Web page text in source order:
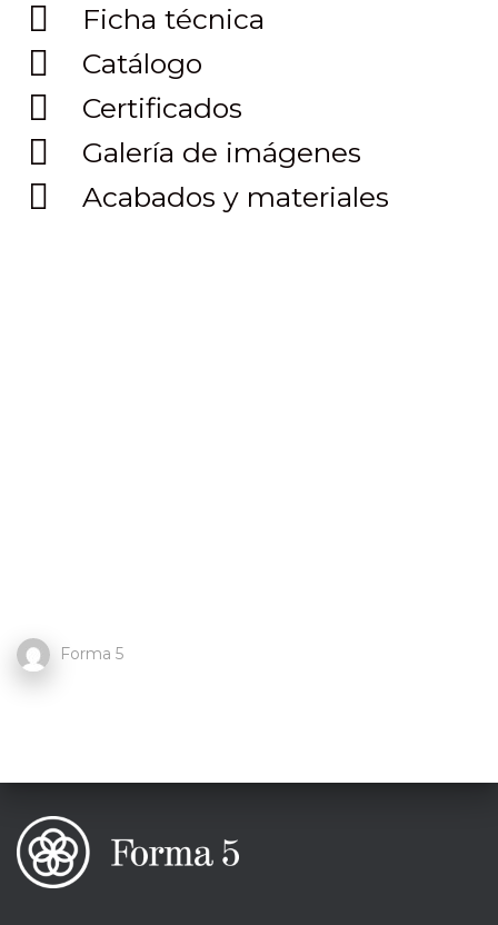
Ficha técnica
Catálogo
Certificados
Galería de imágenes
Acabados y materiales
Forma 5